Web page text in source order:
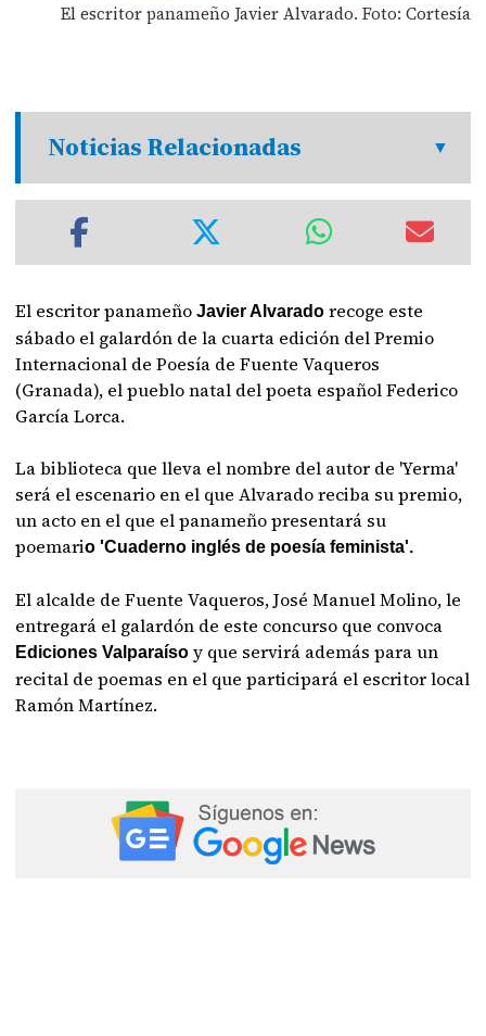
El escritor panameño Javier Alvarado. Foto: Cortesía
Noticias Relacionadas
El escritor panameñoJavier Alvarado recoge este
sábado el galardón de la cuarta edición del Premio
Internacional de Poesía de Fuente Vaqueros
(Granada), el pueblo natal del poeta español Federico
García Lorca.
La biblioteca que lleva el nombre del autor de 'Yerma'
será el escenario en el que Alvarado reciba su premio,
un acto en el que el panameño presentará su
poemario 'Cuaderno inglés de poesía feminista'.
El alcalde de Fuente Vaqueros, José Manuel Molino, le
entregará el galardón de este concurso que convoca
Ediciones Valparaísoy que servirá además para un
recital de poemas en el que participará el escritor local
Ramón Martínez.